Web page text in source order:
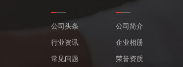
公司头条
行业资讯
常见问题
公司简介
企业相册
荣誉资质